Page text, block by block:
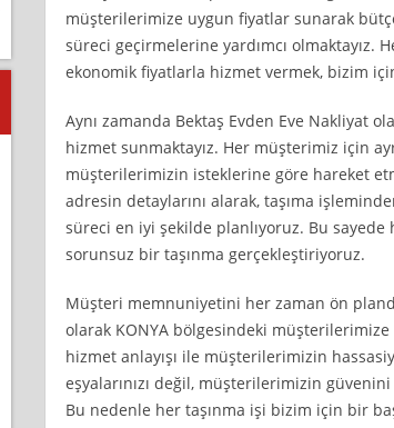
müşterilerimize uygun fiyatlar sunarak
süreci geçirmelerine yardımcı olmaktayız.
ekonomik fiyatlarla hizmet vermek, bizim
Aynı zamanda Bektaş Evden Eve Nakliyat
hizmet sunmaktayız. Her müşterimiz için
müşterilerimizin isteklerine göre hareket
adresin detaylarını alarak, taşıma
süreci en iyi şekilde planlıyoruz. Bu sayede
sorunsuz bir taşınma gerçekleştiriyoruz.
Müşteri memnuniyetini her zaman ön
olarak KONYA bölgesindeki
hizmet anlayışı ile müşterilerimizin
eşyalarınızı değil, müşterilerimizin
Bu nedenle her taşınma işi bizim için bir